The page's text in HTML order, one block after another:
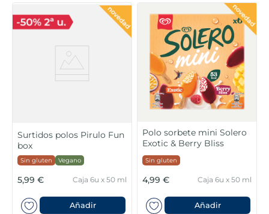
Surtidos polos Pirulo Fun
box
Sin gluten Vegano
5,99 € Caja 6u x 50 ml
Añadir
Polo sorbete mini Solero
Exotic & Berry Bliss
Sin gluten
4,99 € Caja 6u x 50 ml
Añadir